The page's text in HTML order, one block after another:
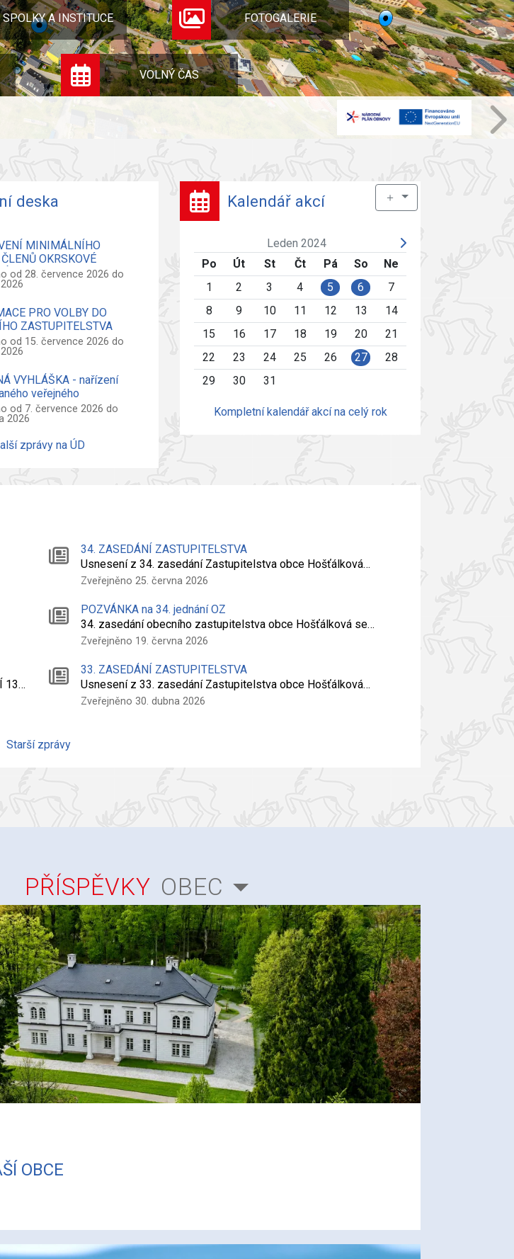
SPOLKY A INSTITUCE FOTOGALERIE
VOLNÝ ČAS
deska
MINIMÁLNÍHO
OKRSKOVÉ
KOMISE - VOLBY DO
OBCE
od 28. července 2026 do
PRO VOLBY DO
ZASTUPITELSTVA
od 15. července 2026 do
VYHLÁŠKA - nařízení
veřejného
návrhu územního plánu
od 7. července 2026 do
2026
zprávy na ÚD
Kalendář akcí ＋
Leden 2024
Po
Út St Čt Pá So
Ne
1
2 3 4 5 6
7
8
9 10 11 12 13
14
15
16 17 18 19 20
21
22
23 24 25 26 27
28
29
30 31
Kompletní kalendář akcí na celý rok
13…
34. ZASEDÁNÍ ZASTUPITELSTVA
Usnesení z 34. zasedání Zastupitelstva obce Hošťálková…
Zveřejněno 25. června 2026
POZVÁNKA na 34. jednání OZ
34. zasedání obecního zastupitelstva obce Hošťálková se…
Zveřejněno 19. června 2026
33. ZASEDÁNÍ ZASTUPITELSTVA
Usnesení z 33. zasedání Zastupitelstva obce Hošťálková…
Zveřejněno 30. dubna 2026
Starší zprávy
PŘÍSPĚVKY OBEC
OBCE